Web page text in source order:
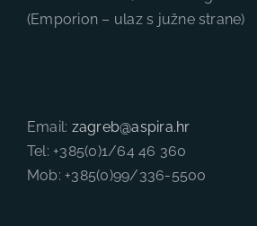
(Emporion – ulaz s južne strane)
Email: zagreb@aspira.hr
Tel: +385(0)1/64 46 360
Mob: +385(0)99/336-5500